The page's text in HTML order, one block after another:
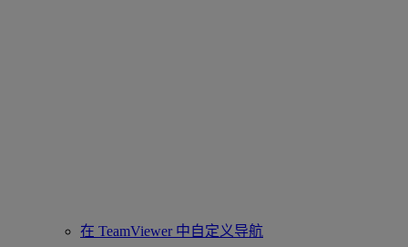
在 TeamViewer 中自定义导航